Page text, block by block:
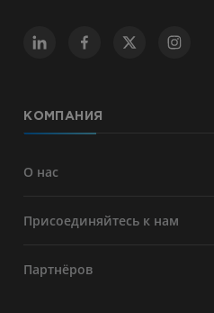
КОМПАНИЯ
О нас
Присоединяйтесь к нам
Партнёров